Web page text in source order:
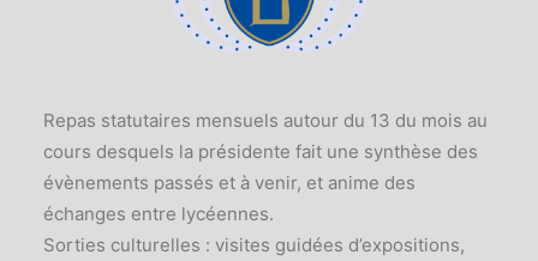
Repas statutaires mensuels autour du 13 du mois au
cours desquels la présidente fait une synthèse des
évènements passés et à venir, et anime des
échanges entre lycéennes.
Sorties culturelles : visites guidées d’expositions,